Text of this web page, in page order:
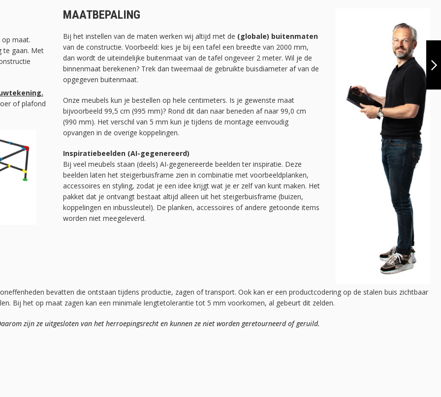
KLEDINGREK
MEUDON |
STAAL 26.9 MM |
VOLGENDE
maat.
te gaan. Met
of plafond
MAATBEPALING
Bij het instellen van de maten werken wij altijd met de (globale) buitenmaten
van de constructie. Voorbeeld: kies je bij een tafel een breedte van 2000 mm,
dan wordt de uiteindelijke buitenmaat van de tafel ongeveer 2 meter. Wil je de
binnenmaat berekenen? Trek dan tweemaal de gebruikte buisdiameter af van de
opgegeven buitenmaat.
Onze meubels kun je bestellen op hele centimeters. Is je gewenste maat
bijvoorbeeld 99,5 cm (995 mm)? Rond dit dan naar beneden af naar 99,0 cm
(990 mm). Het verschil van 5 mm kun je tijdens de montage eenvoudig
opvangen in de overige koppelingen.
Inspiratiebeelden (AI-gegenereerd)
Bij veel meubels staan (deels) AI-gegenereerde beelden ter inspiratie. Deze
beelden laten het steigerbuisframe zien in combinatie met voorbeeldplanken,
accessoires en styling, zodat je een idee krijgt wat je er zelf van kunt maken. Het
pakket dat je ontvangt bestaat altijd alleen uit het steigerbuisframe (buizen,
koppelingen en inbussleutel). De planken, accessoires of andere getoonde items
worden niet meegeleverd.
bevatten die ontstaan tijdens productie, zagen of transport. Ook kan er een productcodering op de stalen buis zichtbaar
Bij het op maat zagen kan een minimale lengtetolerantie tot 5 mm voorkomen, al gebeurt dit zelden.
zijn ze uitgesloten van het herroepingsrecht en kunnen ze niet worden geretourneerd of geruild.